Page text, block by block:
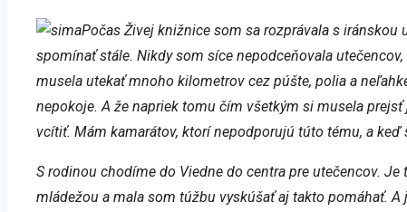
Počas Živej knižnice som sa rozprávala s
spomínať stále. Nikdy som síce nepodceňovala
musela utekať mnoho kilometrov cez púšte, polia a
nepokoje. A že napriek tomu čím všetkým si musela
vcítiť. Mám kamarátov, ktorí nepodporujú túto tému, a
S rodinou chodíme do Viedne do centra pre utečencov.
mládežou a mala som túžbu vyskúšať aj takto pomáhať.